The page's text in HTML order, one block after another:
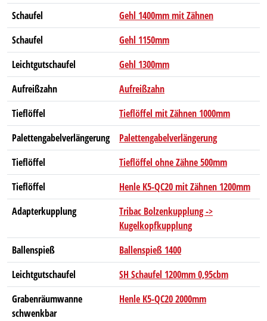
Schaufel
Gehl 1400mm mit Zähnen
Schaufel
Gehl 1150mm
Leichtgutschaufel
Gehl 1300mm
Aufreißzahn
Aufreißzahn
Tieflöffel
Tieflöffel mit Zähnen 1000mm
Palettengabelverlängerung
Palettengabelverlängerung
Tieflöffel
Tieflöffel ohne Zähne 500mm
Tieflöffel
Henle K5-QC20 mit Zähnen 1200mm
Adapterkupplung
Tribac Bolzenkupplung ->
Kugelkopfkupplung
Ballenspieß
Ballenspieß 1400
Leichtgutschaufel
SH Schaufel 1200mm 0,95cbm
Grabenräumwanne
schwenkbar
Henle K5-QC20 2000mm